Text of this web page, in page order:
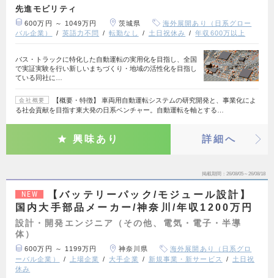
先進モビリティ
600万円 ～ 1049万円 茨城県
海外展開あり（日系グロー
バル企業）
英語力不問 転勤なし 土日祝休み 年収600万以上
バス・トラックに特化した自動運転の実用化を目指し、全国
で実証実験を行い新しいまちづくり・地域の活性化を目指し
ている同社に…
会社概要
【概要・特徴】 車両用自動運転システムの研究開発と、事業化によ
る社会貢献を目指す東大発の日系ベンチャー。自動運転を軸とする…
興味あり 詳細へ
掲載期間 26/08/05～26/08/18
NEW
【バッテリーパック/モジュール設計】
国内大手部品メーカー/神奈川/年収1200万円
設計・開発エンジニア（その他、電気・電子・半導
体）
600万円 ～ 1199万円 神奈川県
海外展開あり（日系グロ
ーバル企業）
上場企業 大手企業 新規事業・新サービス
土日祝
休み